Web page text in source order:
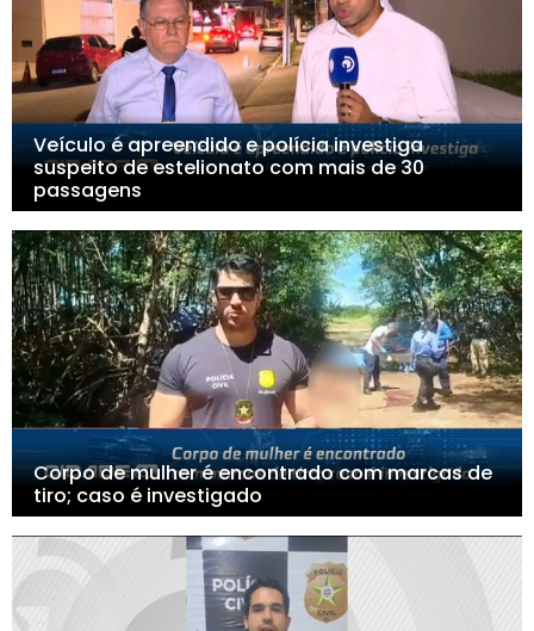
Veículo é apreendido e polícia investiga
suspeito de estelionato com mais de 30
passagens
Corpo de mulher é encontrado com marcas de
tiro; caso é investigado